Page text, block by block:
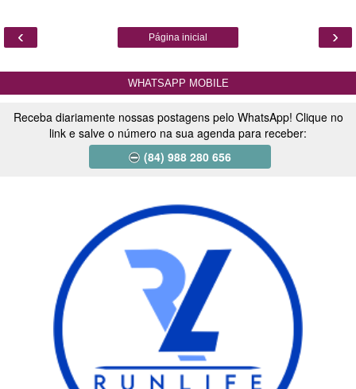
‹ ›
Página inicial
WHATSAPP MOBILE
Receba diariamente nossas postagens pelo WhatsApp! Clique no
link e salve o número na sua agenda para receber:
(84) 988 280 656